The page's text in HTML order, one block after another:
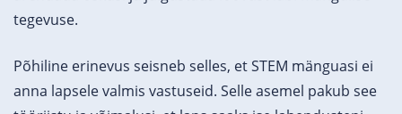
tegevuse.
Põhiline erinevus seisneb selles, et STEM mänguasi ei
anna lapsele valmis vastuseid. Selle asemel pakub see